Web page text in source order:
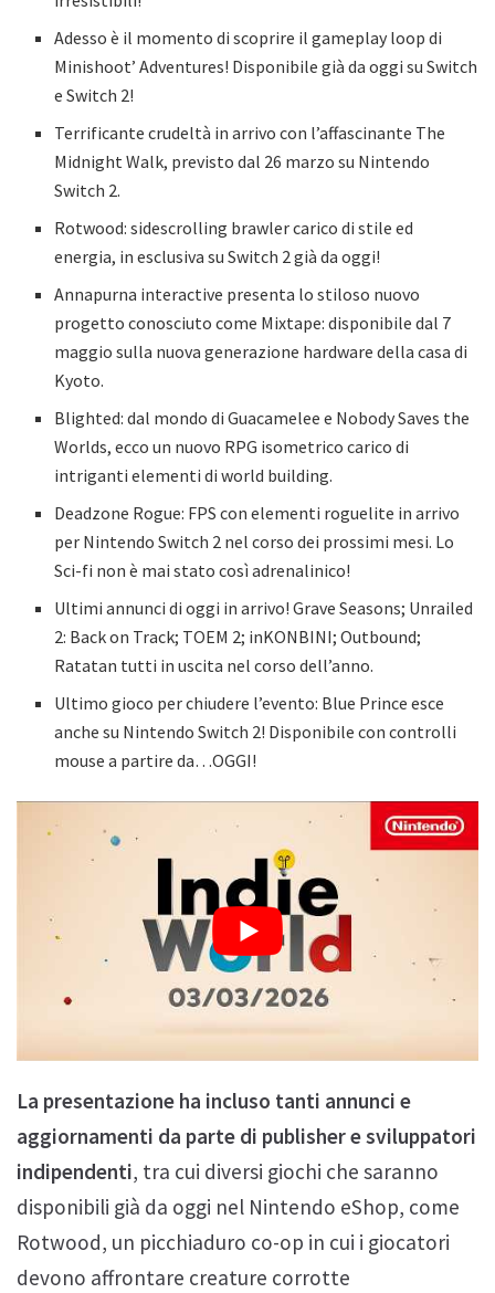
Adesso è il momento di scoprire il gameplay loop di
Minishoot’ Adventures! Disponibile già da oggi su Switch
e Switch 2!
Terrificante crudeltà in arrivo con l’affascinante The
Midnight Walk, previsto dal 26 marzo su Nintendo
Switch 2.
Rotwood: sidescrolling brawler carico di stile ed
energia, in esclusiva su Switch 2 già da oggi!
Annapurna interactive presenta lo stiloso nuovo
progetto conosciuto come Mixtape: disponibile dal 7
maggio sulla nuova generazione hardware della casa di
Kyoto.
Blighted: dal mondo di Guacamelee e Nobody Saves the
Worlds, ecco un nuovo RPG isometrico carico di
intriganti elementi di world building.
Deadzone Rogue: FPS con elementi roguelite in arrivo
per Nintendo Switch 2 nel corso dei prossimi mesi. Lo
Sci-fi non è mai stato così adrenalinico!
Ultimi annunci di oggi in arrivo! Grave Seasons; Unrailed
2: Back on Track; TOEM 2; inKONBINI; Outbound;
Ratatan tutti in uscita nel corso dell’anno.
Ultimo gioco per chiudere l’evento: Blue Prince esce
anche su Nintendo Switch 2! Disponibile con controlli
mouse a partire da…OGGI!
La presentazione ha incluso tanti annunci e
aggiornamenti da parte di publisher e sviluppatori
indipendenti, tra cui diversi giochi che saranno
disponibili già da oggi nel Nintendo eShop, come
Rotwood, un picchiaduro co-op in cui i giocatori
devono affrontare creature corrotte